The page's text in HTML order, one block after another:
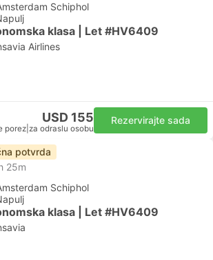
Schiphol
klasa | Let #HV6409
Airlines
USD 155
porez za odraslu osobu
Rezervirajte sada
potvrda
25m
Schiphol
klasa | Let #HV6409